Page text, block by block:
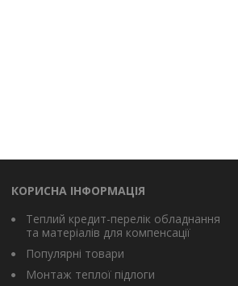
КОРИСНА ІНФОРМАЦІЯ
Теплий кредит-перелік обладнання
та матеріалів для компенсації
Популярні товари
Монтаж теплої підлоги